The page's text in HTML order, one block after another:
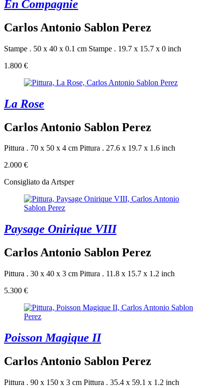
En Compagnie
Carlos Antonio Sablon Perez
Stampe . 50 x 40 x 0.1 cm Stampe . 19.7 x 15.7 x 0 inch
1.800 €
La Rose
Carlos Antonio Sablon Perez
Pittura . 70 x 50 x 4 cm Pittura . 27.6 x 19.7 x 1.6 inch
2.000 €
Consigliato da Artsper
Paysage Onirique VIII
Carlos Antonio Sablon Perez
Pittura . 30 x 40 x 3 cm Pittura . 11.8 x 15.7 x 1.2 inch
5.300 €
Poisson Magique II
Carlos Antonio Sablon Perez
Pittura . 90 x 150 x 3 cm Pittura . 35.4 x 59.1 x 1.2 inch